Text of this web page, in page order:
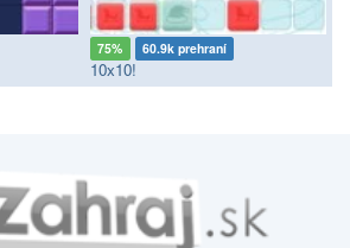
75% 60.9k prehraní
10x10!